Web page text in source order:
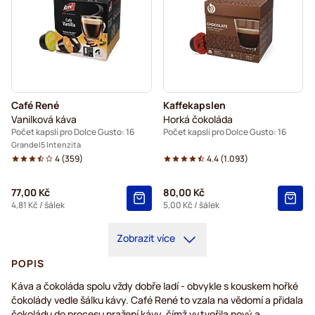
Café René
Vanilková káva
Počet kapslí pro Dolce Gusto: 16
Grande 5 Intenzita
4(359)
77,00 Kč
4,81 Kč / šálek
Kaffekapslen
Horká čokoláda
Počet kapslí pro Dolce Gusto: 16
4.4(1.093)
80,00 Kč
5,00 Kč / šálek
Zobrazit více
POPIS
Káva a čokoláda spolu vždy dobře ladí - obvykle s kouskem hořké
čokolády vedle šálku kávy. Café René to vzala na vědomí a přidala